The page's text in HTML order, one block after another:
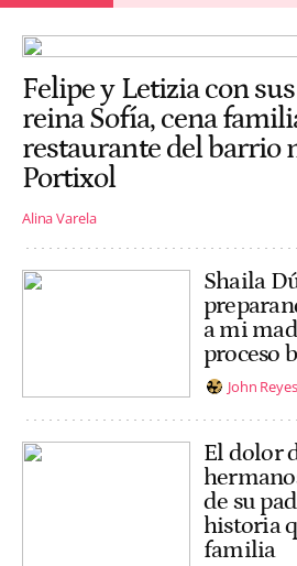
Felipe y Letizia con
reina Sofía, cena
restaurante del barrio
Portixol
Alina Varela
Shaila
a mi
proceso
John Reyes
El dolor
de su
historia
familia